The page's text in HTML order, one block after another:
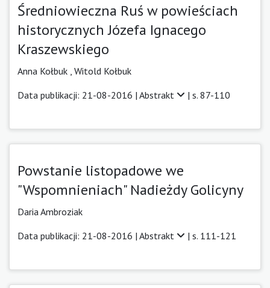
Średniowieczna Ruś w powieściach
historycznych Józefa Ignacego
Kraszewskiego
Anna Kołbuk , Witold Kołbuk
Data publikacji: 21-08-2016 | Abstrakt | s. 87-110
Powstanie listopadowe we
"Wspomnieniach" Nadieżdy Golicyny
Daria Ambroziak
Data publikacji: 21-08-2016 | Abstrakt | s. 111-121